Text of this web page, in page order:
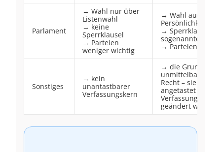
Parlament
→ Wahl nur über
Listenwahl
→ keine
Sperrklausel
→ Parteien
weniger wichtig
→ Wahl auch
→ Sperrklausel,
sogenannte 5 %-
→ Parteien sehr
Sonstiges
→ kein
unantastbarer
Verfassungskern
→ die
unmittelbar
Recht – sie
angetastet oder
geändert werden.